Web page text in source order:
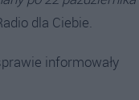
dla Ciebie.
informowały